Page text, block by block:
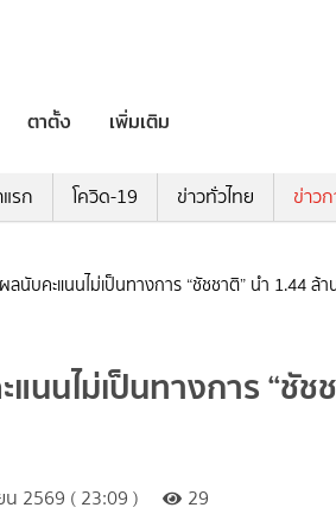
ตาตั้ง เพิ่มเติม
รก โควิด-19 ข่าวทั่วไทย ข่าว
นับคะแนนไม่เป็นทางการ “ชัชชาติ” นำ 1.44 ล้า
นนไม่เป็นทางการ “ชัช
2569 ( 23:09 ) 29